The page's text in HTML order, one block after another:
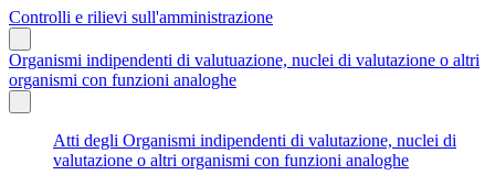
Controlli e rilievi sull'amministrazione
Organismi indipendenti di valutuazione, nuclei di valutazione o altri
organismi con funzioni analoghe
Atti degli Organismi indipendenti di valutazione, nuclei di
valutazione o altri organismi con funzioni analoghe